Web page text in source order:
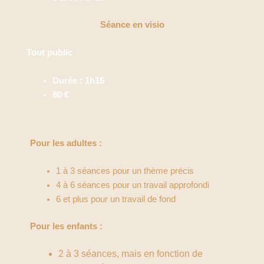
Séance en visio
Tout public
Durée : 1h15
80 €
Pour les adultes :
1 à 3 séances pour un thème précis
4 à 6 séances pour un travail approfondi
6 et plus pour un travail de fond
Pour les enfants :
2 à 3 séances, mais en fonction de